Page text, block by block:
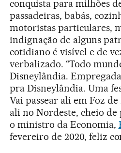
conquista para milhões
passadeiras, babás,
motoristas particulares,
indignação de alguns
cotidiano é visível e de
verbalizado. “Todo
Disneylândia.
pra Disneylândia. Uma
Vai passear ali em Foz
ali no Nordeste, cheio de
o ministro da Economia,
fevereiro de 2020, feliz